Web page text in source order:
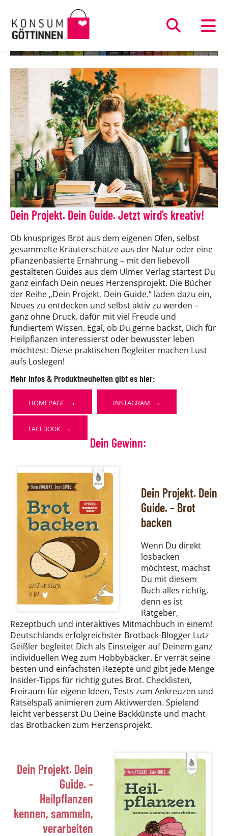
zum
Inhalt
Dein Projekt. Dein Guide. Jetzt wird’s kreativ!
Ob knuspriges Brot aus dem eigenen Ofen, selbst
gesammelte Kräuterschätze aus der Natur oder eine
pflanzenbasierte Ernährung – mit den liebevoll
gestalteten Guides aus dem Ulmer Verlag startest Du
ganz einfach Dein neues Herzensprojekt. Die Bücher
der Reihe „Dein Projekt. Dein Guide.“ laden dazu ein,
Neues zu entdecken und selbst aktiv zu werden –
ganz ohne Druck, dafür mit viel Freude und
fundiertem Wissen. Egal, ob Du gerne backst, Dich für
Heilpflanzen interessierst oder bewusster leben
möchtest: Diese praktischen Begleiter machen Lust
aufs Loslegen!
Mehr Infos & Produktneuheiten gibt es hier:
HOMEPAGE → INSTAGRAM →
FACEBOOK →
Dein Gewinn:
Dein Projekt. Dein
Guide. – Brot
backen
Wenn Du direkt
losbacken
möchtest, machst
Du mit diesem
Buch alles richtig,
denn es ist
Ratgeber,
Rezeptbuch und interaktives Mitmachbuch in einem!
Deutschlands erfolgreichster Brotback-Blogger Lutz
Geißler begleitet Dich als Einsteiger auf Deinem ganz
individuellen Weg zum Hobbybäcker. Er verrät seine
besten und einfachsten Rezepte und gibt jede Menge
Insider-Tipps für richtig gutes Brot. Checklisten,
Freiraum für eigene Ideen, Tests zum Ankreuzen und
Rätselspaß animieren zum Aktivwerden. Spielend
leicht verbesserst Du Deine Backkünste und macht
das Brotbacken zum Herzensprojekt.
Dein Projekt. Dein
Guide. –
Heilpflanzen
kennen, sammeln,
verarbeiten